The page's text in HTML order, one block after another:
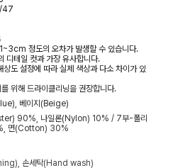
47
정도의 오차가 발생할 수 있습니다.
디테일 컷과 가장 유사합니다.
도 설정에 따라 실제 색상과 다소 차이가 있
위해 드라이클리닝을 권장합니다.
베이지(Beige)
90%, 나일론(Nylon) 10% / 7부-폴리
면(Cotton) 30%
손세탁(Hand wash)